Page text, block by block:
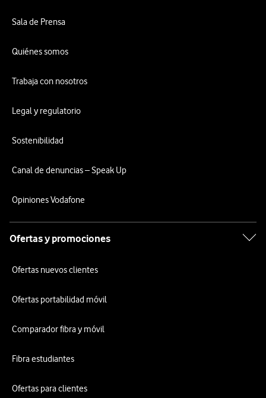
Sala de Prensa
Quiénes somos
Trabaja con nosotros
Legal y regulatorio
Sostenibilidad
Canal de denuncias – Speak Up
Opiniones Vodafone
Ofertas y promociones
Ofertas nuevos clientes
Ofertas portabilidad móvil
Comparador fibra y móvil
Fibra estudiantes
Ofertas para clientes